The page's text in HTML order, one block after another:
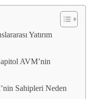
Yatırım
AVM’nin
Sahipleri Neden